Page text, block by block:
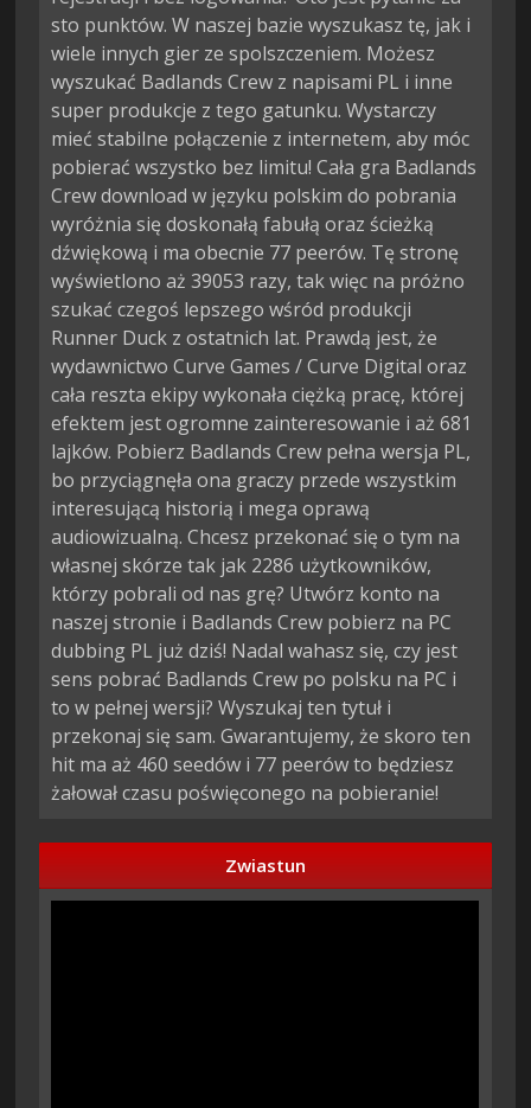
sto punktów. W naszej bazie wyszukasz tę, jak i
wiele innych gier ze spolszczeniem. Możesz
wyszukać Badlands Crew z napisami PL i inne
super produkcje z tego gatunku. Wystarczy
mieć stabilne połączenie z internetem, aby móc
pobierać wszystko bez limitu! Cała gra Badlands
Crew download w języku polskim do pobrania
wyróżnia się doskonałą fabułą oraz ścieżką
dźwiękową i ma obecnie 77 peerów. Tę stronę
wyświetlono aż 39053 razy, tak więc na próżno
szukać czegoś lepszego wśród produkcji
Runner Duck z ostatnich lat. Prawdą jest, że
wydawnictwo Curve Games / Curve Digital oraz
cała reszta ekipy wykonała ciężką pracę, której
efektem jest ogromne zainteresowanie i aż 681
lajków. Pobierz Badlands Crew pełna wersja PL,
bo przyciągnęła ona graczy przede wszystkim
interesującą historią i mega oprawą
audiowizualną. Chcesz przekonać się o tym na
własnej skórze tak jak 2286 użytkowników,
którzy pobrali od nas grę? Utwórz konto na
naszej stronie i Badlands Crew pobierz na PC
dubbing PL już dziś! Nadal wahasz się, czy jest
sens pobrać Badlands Crew po polsku na PC i
to w pełnej wersji? Wyszukaj ten tytuł i
przekonaj się sam. Gwarantujemy, że skoro ten
hit ma aż 460 seedów i 77 peerów to będziesz
żałował czasu poświęconego na pobieranie!
Zwiastun